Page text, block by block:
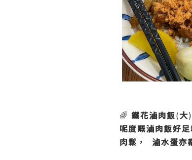
🌈 鐵花滷肉飯(大
呢度嘅滷肉飯好足
肉鬆，
滷水蛋亦